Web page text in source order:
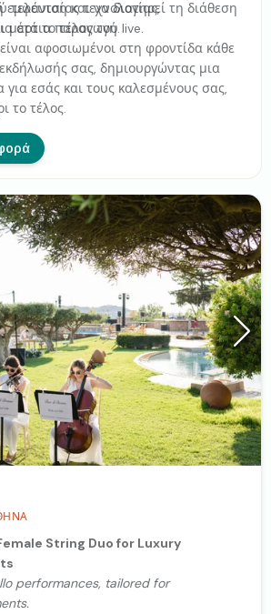
και να διατηρεί τη διάθεση
το τέλος του live.
τεχνολογίας,
άρτια παραγωγή.
αφοσιωμένοι στη φροντίδα κάθε
σας, δημιουργώντας μια
για εσάς και τους καλεσμένους σας,
το τέλος.
String Duo for Luxury
performances, tailored for